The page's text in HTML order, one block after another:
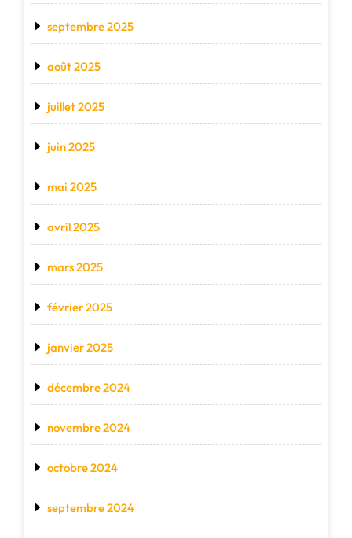
septembre 2025
août 2025
juillet 2025
juin 2025
mai 2025
avril 2025
mars 2025
février 2025
janvier 2025
décembre 2024
novembre 2024
octobre 2024
septembre 2024